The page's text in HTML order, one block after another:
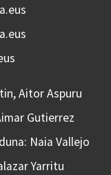
Aitor Aspuru
Gutierrez
Naia Vallejo
Yarritu